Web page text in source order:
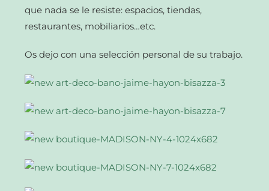
que nada se le resiste: espacios, tiendas,
restaurantes, mobiliarios…etc.
Os dejo con una selección personal de su trabajo.